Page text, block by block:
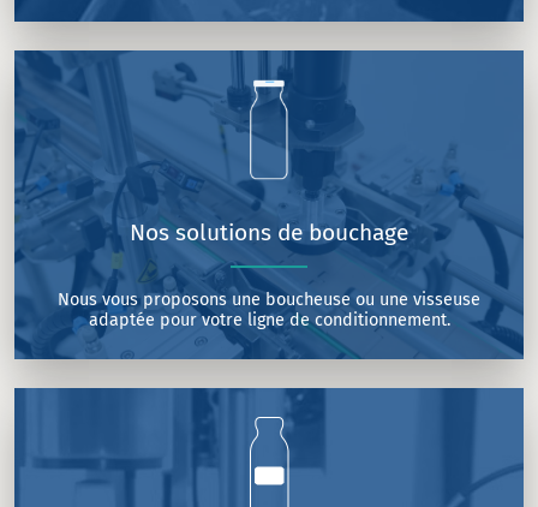
Nos solutions de bouchage
Nous vous proposons une boucheuse ou une visseuse
adaptée pour votre ligne de conditionnement.